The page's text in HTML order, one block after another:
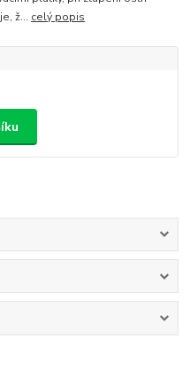
ž... celý popis